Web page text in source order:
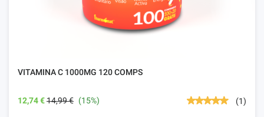
VITAMINA C 1000MG 120 COMPS
12,74 €14,99 € (15%) (1)